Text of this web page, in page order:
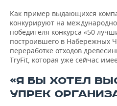
Как пример выдающихся
конкурируют на
победителя конкурса «50
построившего в Набережных
переработке отходов
TryFit, которая уже сейчас
«Я БЫ ХОТЕЛ
УПРЕК